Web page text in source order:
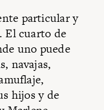
particular y
El cuarto de
uno puede
navajas,
hijos y de